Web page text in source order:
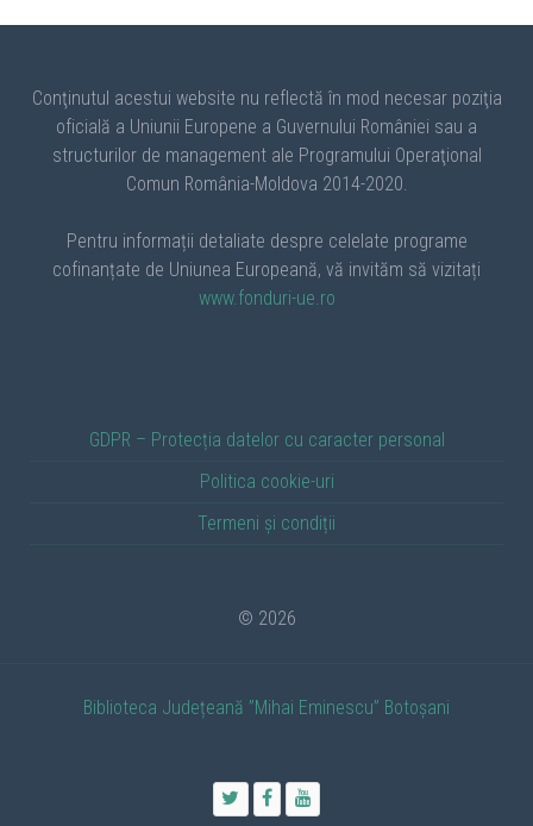
Conţinutul acestui website nu reflectă în mod necesar poziţia
oficială a Uniunii Europene a Guvernului României sau a
structurilor de management ale Programului Operaţional
Comun România-Moldova 2014-2020.
Pentru informații detaliate despre celelate programe
cofinanțate de Uniunea Europeană, vă invităm să vizitați
www.fonduri-ue.ro
GDPR – Protecția datelor cu caracter personal
Politica cookie-uri
Termeni și condiții
© 2026
Biblioteca Județeană ”Mihai Eminescu” Botoșani